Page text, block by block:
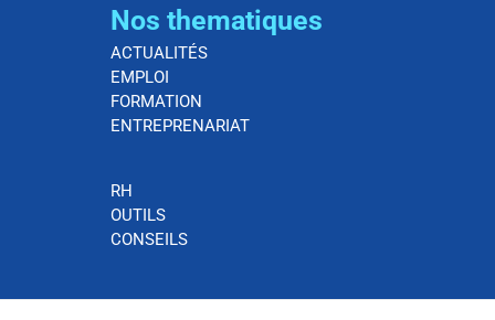
Nos thematiques
ACTUALITÉS
EMPLOI
FORMATION
ENTREPRENARIAT
RH
OUTILS
CONSEILS